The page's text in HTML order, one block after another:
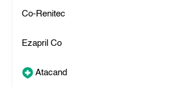
Co-Renitec
Ezapril Co
Atacand